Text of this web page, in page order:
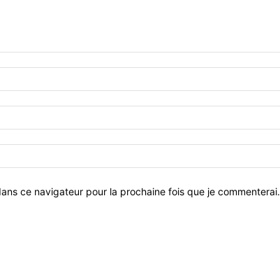
ce navigateur pour la prochaine fois que je commenterai.